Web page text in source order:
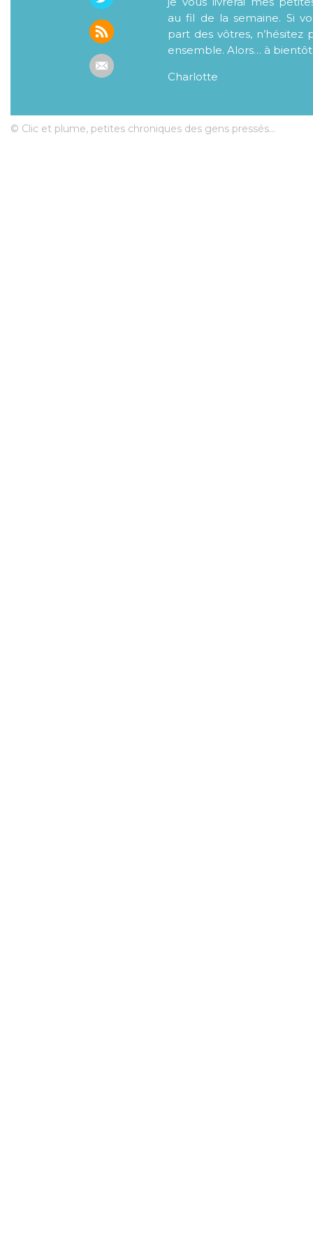
au fil de la semaine. Si
part des vôtres, n’hésitez
ensemble. Alors… à bientôt
Charlotte
© Clic et plume, petites chroniques des gens pressés...